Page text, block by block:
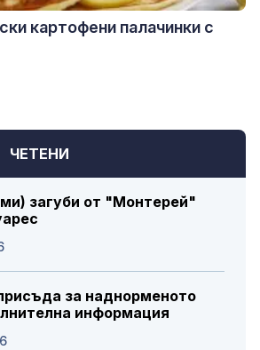
ЧЕТЕНИ
загуби от "Монтерей"
за наднорменото
информация
картофени палачинки с